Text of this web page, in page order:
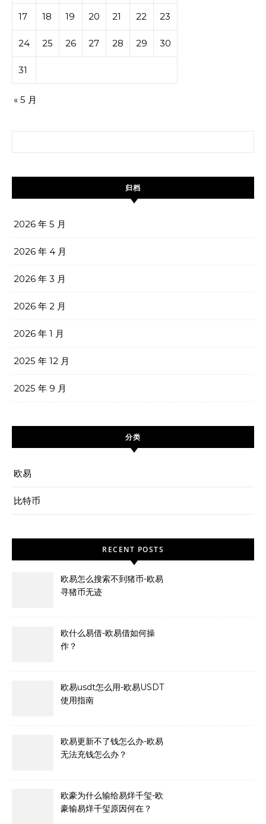
17 18 19 20 21 22 23
24 25 26 27 28 29 30
31
« 5 月
归档
2026 年 5 月
2026 年 4 月
2026 年 3 月
2026 年 2 月
2026 年 1 月
2025 年 12 月
2025 年 9 月
分类
欧易
比特币
RECENT POSTS
欧易怎么搜索不到猪币-欧易
寻猪币无迹
欧什么易借-欧易借如何操
作？
欧易usdt怎么用-欧易USDT
使用指南
欧易更新不了钱怎么办-欧易
无法充钱怎么办？
欧豪为什么输给易烊千玺-欧
豪输易烊千玺原因何在？